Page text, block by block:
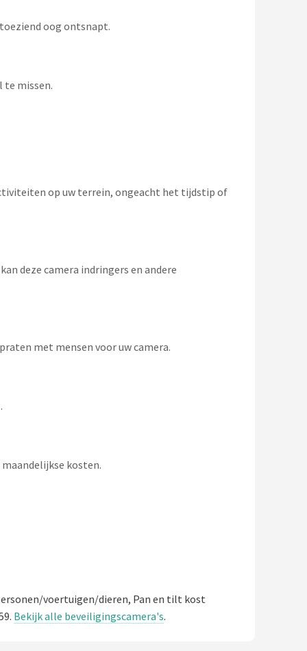
oog ontsnapt.
te missen.
op uw terrein, ongeacht het tijdstip of
deze camera indringers en andere
met mensen voor uw camera.
kosten.
voertuigen/dieren, Pan en tilt kost
Bekijk alle beveiligingscamera's.